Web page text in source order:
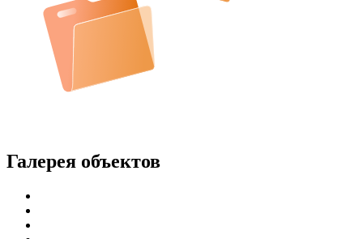
Галерея объектов